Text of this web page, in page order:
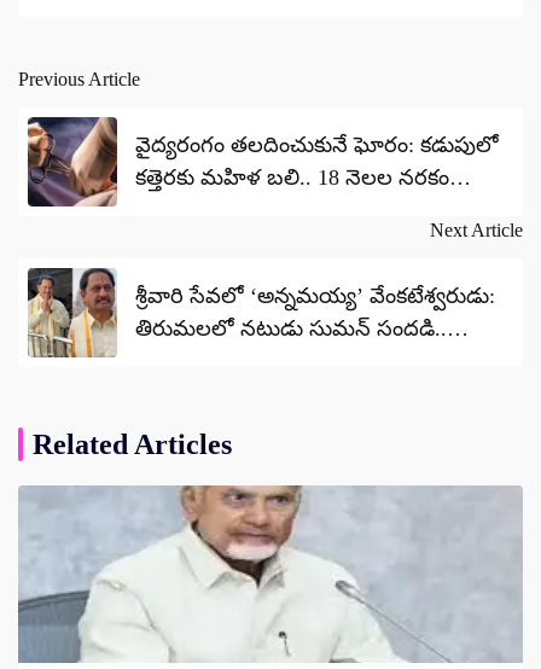
Post
navigation
Previous Article
వైద్యరంగం తలదించుకునే ఘోరం: కడుపులో
కత్తెరకు మహిళ బలి.. 18 నెలల నరకం
Next Article
శ్రీవారి సేవలో ‘అన్నమయ్య’ వేంకటేశ్వరుడు:
తిరుమలలో నటుడు సుమన్ సందడి..
Related Articles